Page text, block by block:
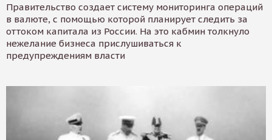
Правительство создает систему мониторинга операций
в валюте, с помощью которой планирует следить за
оттоком капитала из России. На это кабмин толкнуло
нежелание бизнеса прислушиваться к
предупреждениям власти